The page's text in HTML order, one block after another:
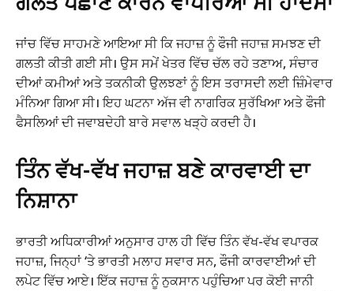
ਜਾਂਚ ਵਿੱਚ ਸਾਹਮਣੇ ਆਇਆ ਸੀ ਕਿ ਜਹਾਜ਼ ਨੂੰ ਫੌਜੀ ਜਹਾਜ਼ ਸਮਝਣ ਦੀ
ਗਲਤੀ ਕੀਤੀ ਗਈ ਸੀ। ਉਸ ਸਮੇਂ ਖੇਤਰ ਵਿੱਚ ਚੱਲ ਰਹੇ ਤਣਾਅ, ਸੰਚਾਰ
ਦੀਆਂ ਕਮੀਆਂ ਅਤੇ ਤਕਨੀਕੀ ਉਲਝਣਾਂ ਨੂੰ ਇਸ ਤਰਾਸਦੀ ਲਈ ਜ਼ਿੰਮੇਵਾਰ
ਮੰਨਿਆ ਗਿਆ ਸੀ। ਇਹ ਘਟਨਾ ਅੱਜ ਵੀ ਨਾਗਰਿਕ ਸੁਰੱਖਿਆ ਅਤੇ ਫੌਜੀ
ਫੈਸਲਿਆਂ ਦੀ ਜਵਾਬਦੇਹੀ ਬਾਰੇ ਸਵਾਲ ਖੜ੍ਹੇ ਕਰਦੀ ਹੈ।
ਤਿੰਨ ਵੱਖ-ਵੱਖ ਜਹਾਜ਼ ਬਣੇ ਕਾਰਵਾਈ ਦਾ
ਨਿਸ਼ਾਨਾ
ਭਾਰਤੀ ਅਧਿਕਾਰੀਆਂ ਅਨੁਸਾਰ ਹਾਲ ਹੀ ਵਿੱਚ ਤਿੰਨ ਵੱਖ-ਵੱਖ ਵਪਾਰਕ
ਜਹਾਜ਼, ਜਿਨ੍ਹਾਂ ‘ਤੇ ਭਾਰਤੀ ਮਲਾਹ ਸਵਾਰ ਸਨ, ਫੌਜੀ ਕਾਰਵਾਈਆਂ ਦੀ
ਲਪੇਟ ਵਿੱਚ ਆਏ। ਇੱਕ ਜਹਾਜ਼ ਨੂੰ ਨੁਕਸਾਨ ਪਹੁੰਚਿਆ ਪਰ ਕੋਈ ਜਾਨੀ